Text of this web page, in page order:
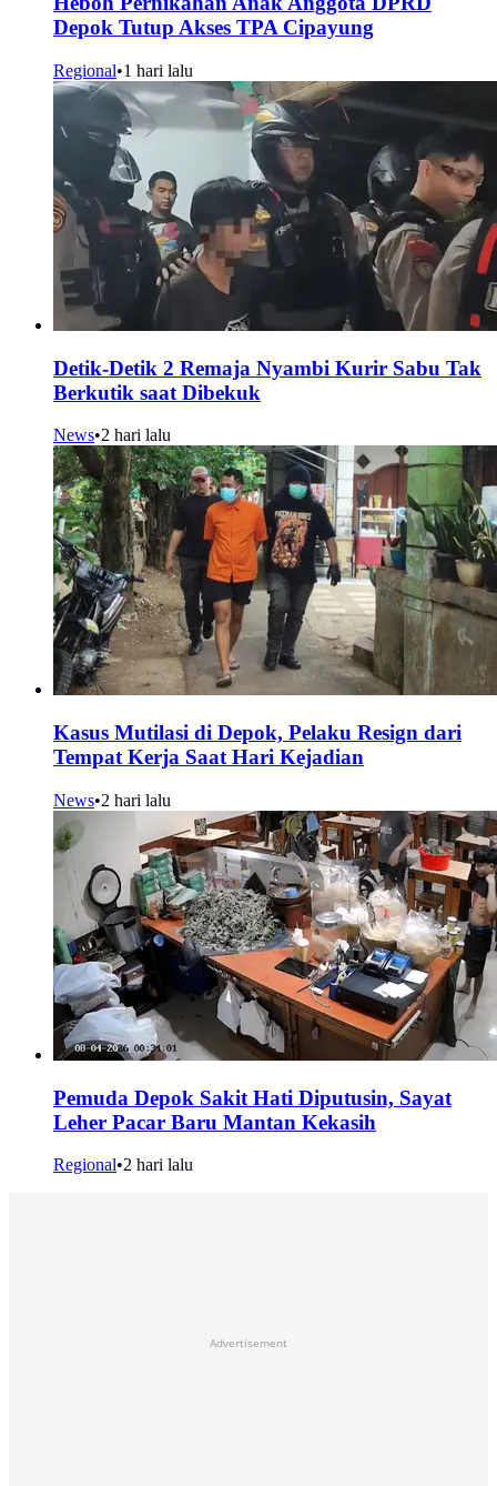
Depok Tutup Akses TPA Cipayung
Regional•1 hari lalu
Detik-Detik 2 Remaja Nyambi Kurir Sabu Tak
Berkutik saat Dibekuk
News•2 hari lalu
Kasus Mutilasi di Depok, Pelaku Resign dari
Tempat Kerja Saat Hari Kejadian
News•2 hari lalu
Pemuda Depok Sakit Hati Diputusin, Sayat
Leher Pacar Baru Mantan Kekasih
Regional•2 hari lalu
Advertisement